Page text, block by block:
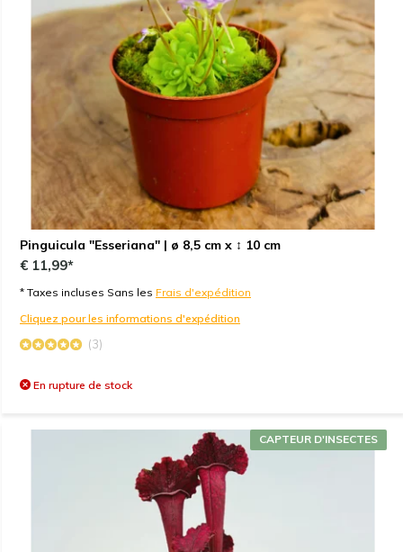
Pinguicula "Esseriana" | ø 8,5 cm x ↕ 10 cm
€ 11,99*
* Taxes incluses Sans les Frais d'expédition
Cliquez pour les informations d'expédition
(3)
En rupture de stock
CAPTEUR D'INSECTES